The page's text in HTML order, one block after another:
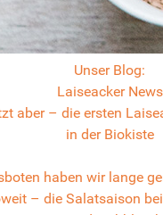
Unser Blog:
Laiseacker News
aber – die ersten
in der Biokiste
haben wir lange
– die Salatsaison